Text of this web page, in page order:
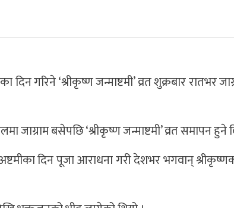
दिन गरिने ‘श्रीकृष्ण जन्माष्टमी’ व्रत शुक्रबार रातभर
जाग्राम बसेपछि ‘श्रीकृष्ण जन्माष्टमी’ व्रत समापन हुने
दिन पूजा आराधना गरी देशभर भगवान्